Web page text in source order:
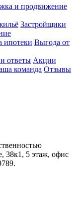
и продвижение
Застройщики
ипотеки Выгода от
ответы Акции
команда Отзывы
38к1, 5 этаж, офис